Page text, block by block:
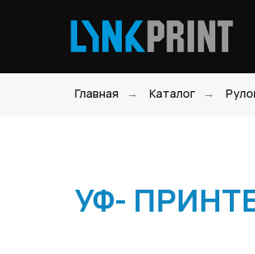
Главная → Каталог →
УФ-